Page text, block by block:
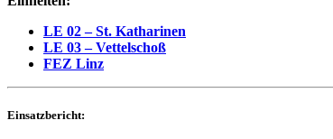
LE 02 – St. Katharinen
LE 03 – Vettelschoß
FEZ Linz
Einsatzbericht: